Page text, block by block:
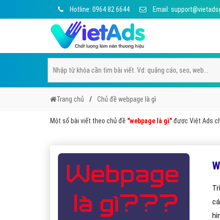
Hotline: 0964 82 6644 Email:
Trang chủ Chủ đề webpage là gì
Một số bài viết theo chủ đề "webpage là gì"được Việt Ads